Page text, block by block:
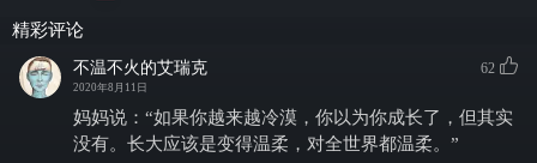
Light of day or black of night
Anywhere life takes us to
不管生活带我们驶向何方
精彩评论
不温不火的艾瑞克
2020年8月11日
62
妈妈说：“如果你越来越冷漠，你以为你成长了，但其实
没有。长大应该是变得温柔，对全世界都温柔。”